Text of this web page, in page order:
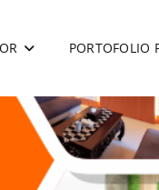
PORTOFOLIO